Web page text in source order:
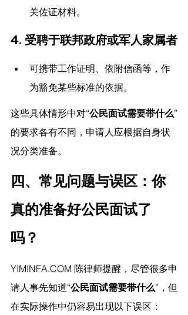
关佐证材料。
4. 受聘于联邦政府或军人家属者
可携带工作证明、依附信函等，作
为豁免某些标准的依据。
这些具体情形中对“公民面试需要带什么”
的要求各有不同，申请人应根据自身状
况分类准备。
四、常见问题与误区：你
真的准备好公民面试了
吗？
YIMINFA.COM 陈律师提醒， 尽管很多申
请人事先知道“公民面试需要带什么”，但
在实际操作中仍容易出现以下误区：